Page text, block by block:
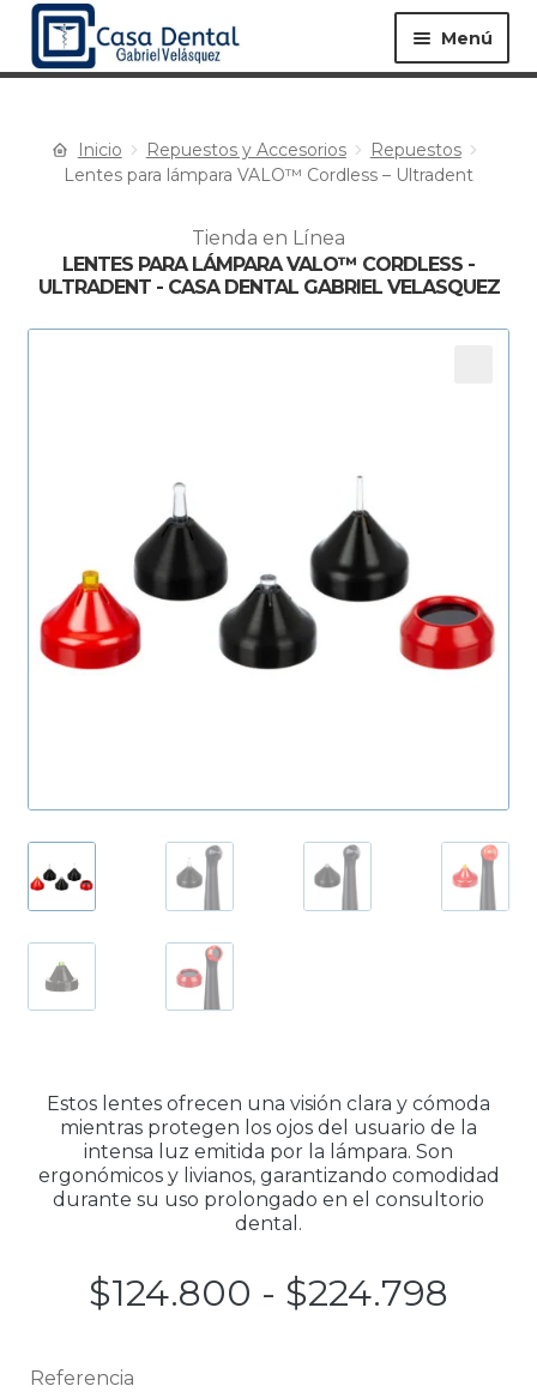
Menú
Equipos ▸ Materiales ▸
Especialidades ▸ Instrumentos ▸
Productos Más Vendidos ▸
Productos Destacados ▸
Ofertas y Promociones ▸
Inicio Repuestos y Accesorios
Repuestos
Lentes para lámpara VALO™ Cordless – Ultradent
Tienda en Línea
LENTES PARA LÁMPARA VALO™ CORDLESS -
ULTRADENT - CASA DENTAL GABRIEL VELASQUEZ
Estos lentes ofrecen una visión clara y cómoda
mientras protegen los ojos del usuario de la
intensa luz emitida por la lámpara. Son
ergonómicos y livianos, garantizando comodidad
durante su uso prolongado en el consultorio
dental.
$124.800 - $224.798
Referencia